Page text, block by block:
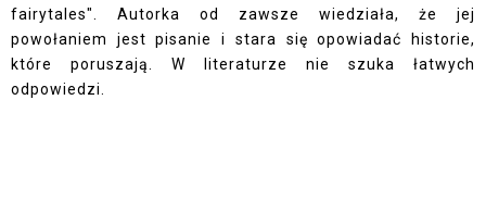
fairytales". Autorka od zawsze wiedziała, że jej
powołaniem jest pisanie i stara się opowiadać historie,
które poruszają. W literaturze nie szuka łatwych
odpowiedzi.